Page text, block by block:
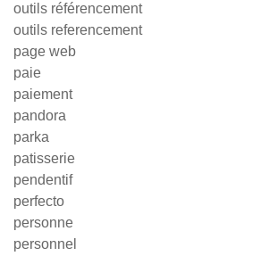
outils référencement
outils referencement
page web
paie
paiement
pandora
parka
patisserie
pendentif
perfecto
personne
personnel